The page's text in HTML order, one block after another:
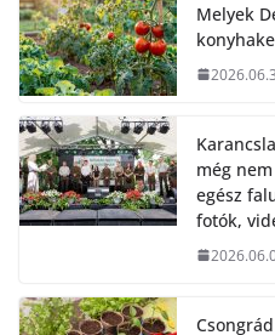
Melyek
még
egész
fotók,